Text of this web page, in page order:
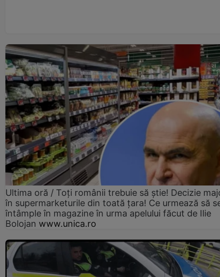
Ultima oră / Toți românii trebuie să știe! Decizie
în supermarketurile din toată țara! Ce urmează să
întâmple în magazine în urma apelului făcut de Ilie
Bolojan www.unica.ro